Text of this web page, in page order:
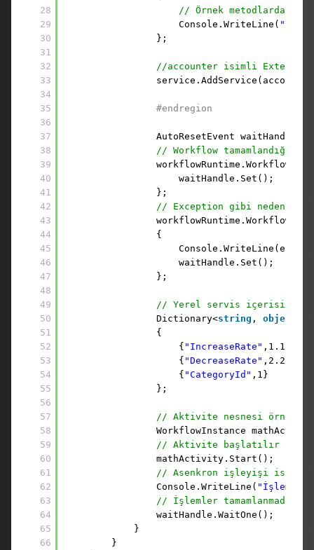
28
29
30
31
32
33
34
35
36
37
38
39
40
41
42
43
44
45
46
47
48
49
50
51
52
53
54
55
56
57
58
59
60
61
62
63
64
65
66
// Örnek metodlardan
Console.WriteLine(
};
//accounter isimli
#endregion
AutoResetEvent waitHandle =
// Workflow
waitHandle.Set();
};
// Exception gibi nedenlerle
{
waitHandle.Set();
};
// Yerel servis içerisindeki
Dictionary<string , object
{
{ "IncreaseRate" ,1.12},
{ "DecreaseRate" ,2.25},
{ "CategoryId" ,1}
};
// Aktivite nesnesi
WorkflowInstance
// Aktivite başlatılır
mathActivity.Start();
// Asenkron işleyişi ispat
Console.WriteLine( "İşlemler
// İşlemler tamamlanmadıysa
waitHandle.WaitOne();
}
}